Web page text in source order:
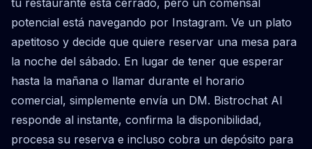
potencial está navegando por Instagram. Ve un plato
apetitoso y decide que quiere reservar una mesa para
la noche del sábado. En lugar de tener que esperar
hasta la mañana o llamar durante el horario
comercial, simplemente envía un DM. Bistrochat AI
responde al instante, confirma la disponibilidad,
procesa su reserva e incluso cobra un depósito para